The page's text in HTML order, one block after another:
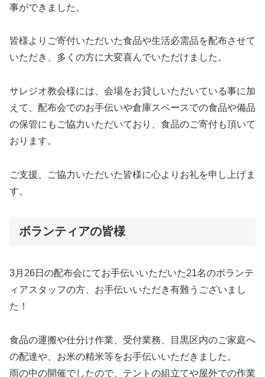
事ができました。
皆様よりご寄付いただいた食品や生活必需品を配布させて
いただき、多くの方に大変喜んでいただけました。
サレジオ教会様には、会場をお貸しいただいている事に加
えて、配布会でのお手伝いや倉庫スペースでの食品や備品
の保管にもご協力いただいており、食品のご寄付も頂いて
おります。
ご支援、ご協力いただいた皆様に心よりお礼を申し上げま
す。
ボランティアの皆様
3月26日の配布会にてお手伝いいただいた21名のボランテ
ィアスタッフの方、お手伝いいただき有難うございまし
た！
食品の運搬や仕分け作業、受付業務、目黒区内のご家庭へ
の配達や、お米の精米等をお手伝いいただきました。
雨の中の開催でしたので、テントの組立てや屋外での作業